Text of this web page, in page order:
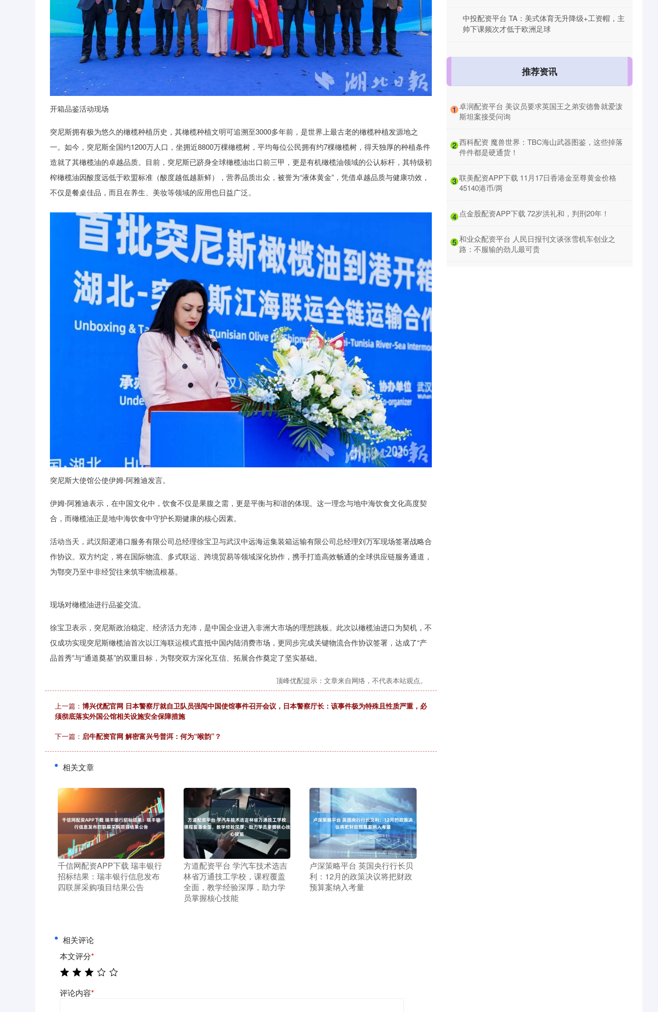
开箱品鉴活动现场
突尼斯拥有极为悠久的橄榄种植历史，其橄榄种植文明可追溯至3000多年前，是世界上最古老的橄榄种植发源地之
一。如今，突尼斯全国约1200万人口，坐拥近8800万棵橄榄树，平均每位公民拥有约7棵橄榄树，得天独厚的种植条件
造就了其橄榄油的卓越品质。目前，突尼斯已跻身全球橄榄油出口前三甲，更是有机橄榄油领域的公认标杆，其特级初
榨橄榄油因酸度远低于欧盟标准（酸度越低越新鲜），营养品质出众，被誉为“液体黄金”，凭借卓越品质与健康功效，
不仅是餐桌佳品，而且在养生、美妆等领域的应用也日益广泛。
突尼斯大使馆公使伊姆-阿雅迪发言。
伊姆-阿雅迪表示，在中国文化中，饮食不仅是果腹之需，更是平衡与和谐的体现。这一理念与地中海饮食文化高度契
合，而橄榄油正是地中海饮食中守护长期健康的核心因素。
活动当天，武汉阳逻港口服务有限公司总经理徐宝卫与武汉中远海运集装箱运输有限公司总经理刘万军现场签署战略合
作协议。双方约定，将在国际物流、多式联运、跨境贸易等领域深化协作，携手打造高效畅通的全球供应链服务通道，
为鄂突乃至中非经贸往来筑牢物流根基。
现场对橄榄油进行品鉴交流。
徐宝卫表示，突尼斯政治稳定、经济活力充沛，是中国企业进入非洲大市场的理想跳板。此次以橄榄油进口为契机，不
仅成功实现突尼斯橄榄油首次以江海联运模式直抵中国内陆消费市场，更同步完成关键物流合作协议签署，达成了“产
品首秀”与“通道奠基”的双重目标，为鄂突双方深化互信、拓展合作奠定了坚实基础。
顶峰优配提示：文章来自网络，不代表本站观点。
上一篇： 博兴优配官网 日本警察厅就自卫队员强闯中国使馆事件召开会议，日本警察厅长：该事件极为特殊且性质严重，必
须彻底落实外国公馆相关设施安全保障措施
下一篇： 启牛配资官网 解密富兴号普洱：何为“喉韵”？
相关文章
​千信网配资APP下载 瑞丰银行
招标结果：瑞丰银行信息发布
四联屏采购项目结果公告
​方道配资平台 学汽车技术选吉
林省万通技工学校，课程覆盖
全面，教学经验深厚，助力学
员掌握核心技能
​卢深策略平台 英国央行行长贝
利：12月的政策决议将把财政
预算案纳入考量
相关评论
本文评分*
评论内容*
中投配资平台 TA：美式体育无升降级+工资帽，主
帅下课频次才低于欧洲足球
推荐资讯
1 ​卓润配资平台 美议员要求英国王之弟安德鲁就爱泼
斯坦案接受问询
2 ​西科配资 魔兽世界：TBC海山武器图鉴，这些掉落
件件都是硬通货！
3 ​联美配资APP下载 11月17日香港金至尊黄金价格
45140港币/两
4 ​点金股配资APP下载 72岁洪礼和，判刑20年！
5 ​和业众配资平台 人民日报刊文谈张雪机车创业之
路：不服输的劲儿最可贵